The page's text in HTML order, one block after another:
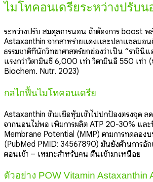
ไมโทคอนเดรียระหว่างปรับน
ระหว่างปรับ สมดุลการนอน ถ้าต้องการ boost พ
Astaxanthin จากสาหร่ายแดงและปลาแซลมอ
ธรรมชาติที่นักวิทยาศาสตร์ยกย่องว่าเป็น “ราชิ
แรงกว่าวิตามินซี 6,000 เท่า วิตามินอี 550 เท่า
Biochem. Nutr. 2023)
กลไกฟื้นไมโทคอนเดรีย
Astaxanthin ข้ามเยื่อหุ้มเข้าไปปกป้องตรงจุด
จากนอนไม่พอ เพิ่มการผลิต ATP 20-30% แล
Membrane Potential (MMP) ตามการทดลอง
(PubMed PMID: 34567890) มันยังต้านการอั
ตอนเช้า – เหมาะสำหรับคน ตื่นเช้ามาเหนื่อย
ตัวอย่าง POW Vitamin Astaxanthin